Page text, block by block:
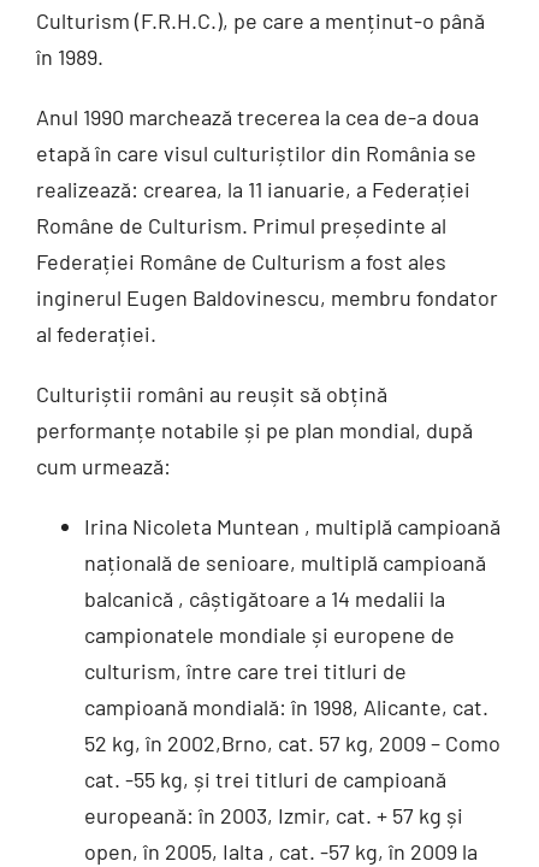
Culturism (F.R.H.C.), pe care a menținut-o până
în 1989.
Anul 1990 marchează trecerea la cea de-a doua
etapă în care visul culturiștilor din România se
realizează: crearea, la 11 ianuarie, a Federației
Române de Culturism. Primul președinte al
Federației Române de Culturism a fost ales
inginerul Eugen Baldovinescu, membru fondator
al federației.
Culturiștii români au reușit să obțină
performanțe notabile și pe plan mondial, după
cum urmează:
Irina Nicoleta Muntean , multiplă campioană
națională de senioare, multiplă campioană
balcanică , câștigătoare a 14 medalii la
campionatele mondiale și europene de
culturism, între care trei titluri de
campioană mondială: în 1998, Alicante, cat.
52 kg, în 2002,Brno, cat. 57 kg, 2009 – Como
cat. -55 kg, și trei titluri de campioană
europeană: în 2003, Izmir, cat. + 57 kg și
open, în 2005, Ialta , cat. -57 kg, în 2009 la